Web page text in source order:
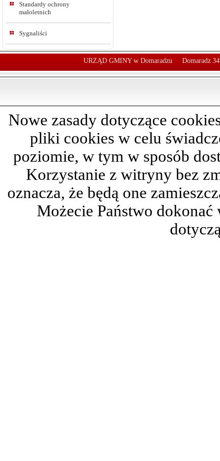
Standardy ochrony
małoletnich
Sygnaliści
URZĄD GMINY w Domaradzu Domaradz
Nowe zasady dotyczące
pliki cookies w celu
poziomie, w tym w sposób
Korzystanie z witryny bez
oznacza, że będą one
Możecie Państwo